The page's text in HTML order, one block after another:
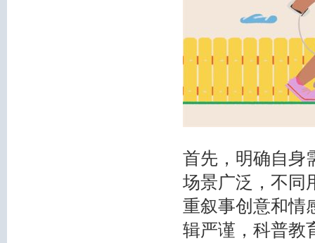
首先，明确自身
场景广泛，不同
重叙事创意和情
辑严谨，科普教